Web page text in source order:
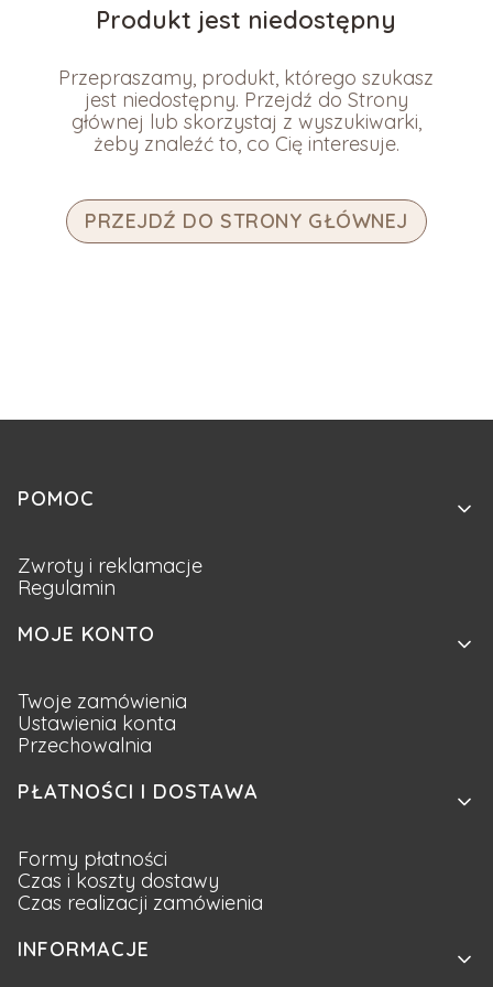
Produkt jest niedostępny
Przepraszamy, produkt, którego szukasz
jest niedostępny. Przejdź do Strony
głównej lub skorzystaj z wyszukiwarki,
żeby znaleźć to, co Cię interesuje.
PRZEJDŹ DO STRONY GŁÓWNEJ
Linki w stopce
POMOC
Zwroty i reklamacje
Regulamin
MOJE KONTO
Twoje zamówienia
Ustawienia konta
Przechowalnia
PŁATNOŚCI I DOSTAWA
Formy płatności
Czas i koszty dostawy
Czas realizacji zamówienia
INFORMACJE